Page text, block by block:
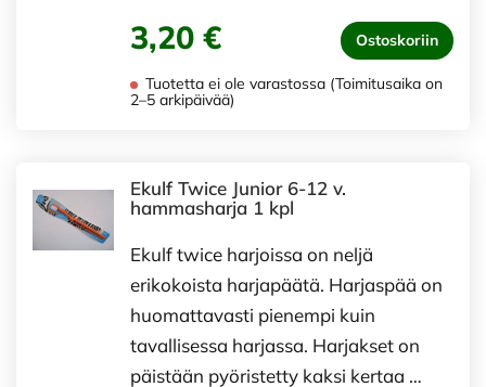
3,20 € Ostoskoriin
Tuotetta ei ole varastossa (Toimitusaika on
2–5 arkipäivää)
Ekulf Twice Junior 6-12 v.
hammasharja 1 kpl
Ekulf twice harjoissa on neljä
erikokoista harjapäätä. Harjaspää on
huomattavasti pienempi kuin
tavallisessa harjassa. Harjakset on
päistään pyöristetty kaksi kertaa …